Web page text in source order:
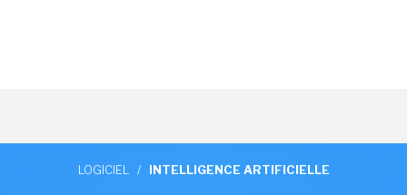
LOGICIEL / INTELLIGENCE ARTIFICIELLE